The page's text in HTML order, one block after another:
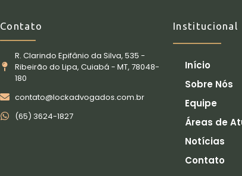
Contato
R. Clarindo Epifânio da Silva, 535 -
Ribeirão do Lipa, Cuiabá - MT, 78048-
180
contato@lockadvogados.com.br
(65) 3624-1827
Institucional
Início
Sobre Nós
Equipe
Áreas de
Notícias
Contato